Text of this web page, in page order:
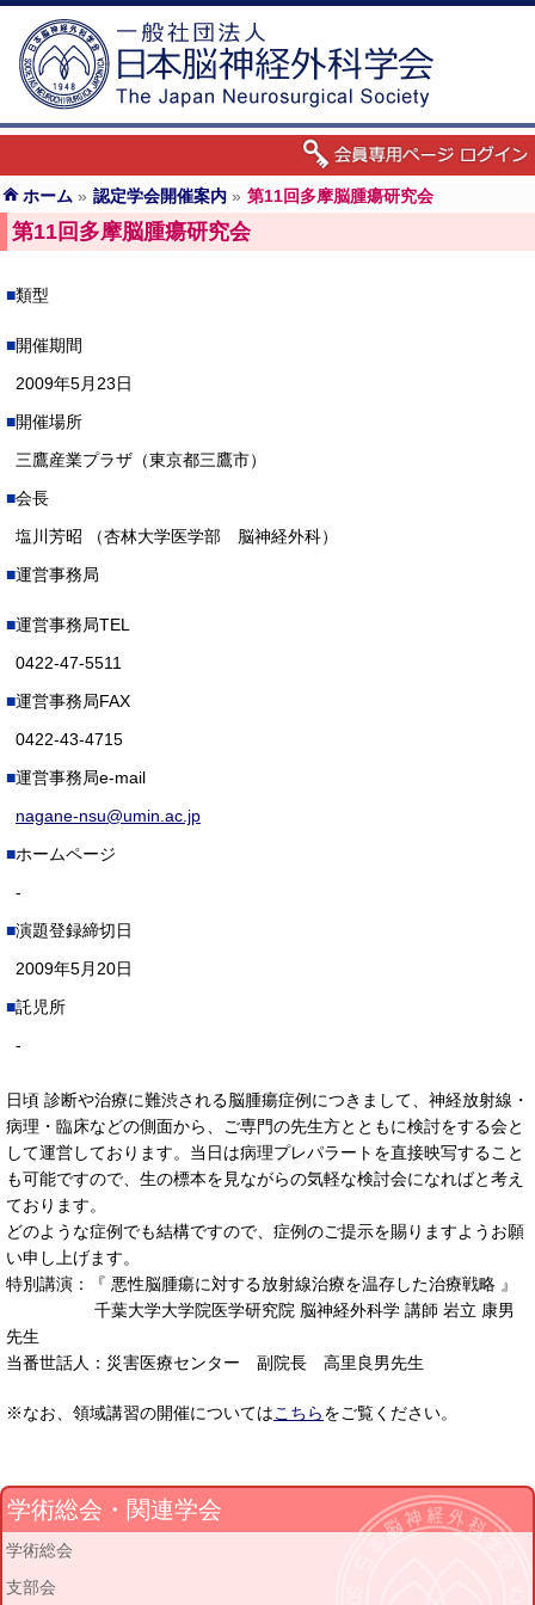
ホーム » 認定学会開催案内 » 第11回多摩脳腫瘍研究会
第11回多摩脳腫瘍研究会
類型
開催期間
2009年5月23日
開催場所
三鷹産業プラザ（東京都三鷹市）
会長
塩川芳昭 （杏林大学医学部 脳神経外科）
運営事務局
運営事務局TEL
0422-47-5511
運営事務局FAX
0422-43-4715
運営事務局e-mail
nagane-nsu@umin.ac.jp
ホームページ
-
演題登録締切日
2009年5月20日
託児所
-
日頃 診断や治療に難渋される脳腫瘍症例につきまして、神経放射線・
病理・臨床などの側面から、ご専門の先生方とともに検討をする会と
して運営しております。当日は病理プレパラートを直接映写すること
も可能ですので、生の標本を見ながらの気軽な検討会になればと考え
ております。
どのような症例でも結構ですので、症例のご提示を賜りますようお願
い申し上げます。
特別講演：『 悪性脳腫瘍に対する放射線治療を温存した治療戦略 』
千葉大学大学院医学研究院 脳神経外科学 講師 岩立 康男
先生
当番世話人：災害医療センター 副院長 高里良男先生
※なお、領域講習の開催についてはこちらをご覧ください。
学術総会・関連学会
学術総会
支部会